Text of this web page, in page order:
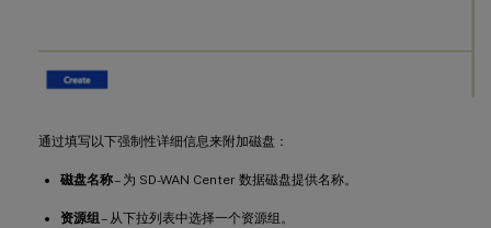
通过填写以下强制性详细信息来附加磁盘：
磁盘名称– 为 SD-WAN Center 数据磁盘提供名称。
资源组– 从下拉列表中选择一个资源组。